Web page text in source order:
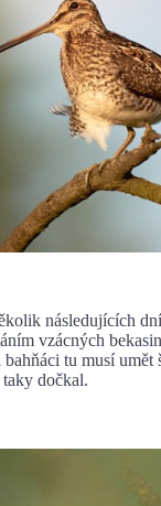
následujících
vzácných
tu musí umět
taky dočkal.